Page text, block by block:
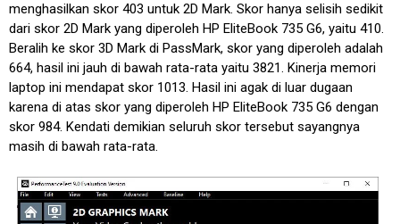
menghasilkan skor 403 untuk 2D Mark. Skor hanya selisih sedikit
dari skor 2D Mark yang diperoleh HP EliteBook 735 G6, yaitu 410.
Beralih ke skor 3D Mark di PassMark, skor yang diperoleh adalah
664, hasil ini jauh di bawah rata-rata yaitu 3821. Kinerja memori
laptop ini mendapat skor 1013. Hasil ini agak di luar dugaan
karena di atas skor yang diperoleh HP EliteBook 735 G6 dengan
skor 984. Kendati demikian seluruh skor tersebut sayangnya
masih di bawah rata-rata.